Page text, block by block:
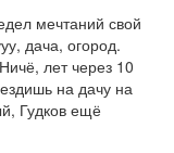
мечтаний свой
дача, огород.
лет через 10
на дачу на
Гудков ещё